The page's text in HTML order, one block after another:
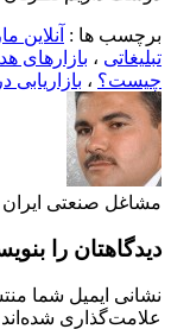
برچسب ها : آنلاین
تبلیغاتی ، بازارهای
چیست؟ ، بازاریابی
مشاغل صنعتی ایران
دیدگاهتان را
نشانی ایمیل شما
علامت‌گذاری شده‌اند